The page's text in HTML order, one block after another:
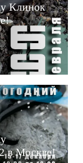
Клинок
в Москве!